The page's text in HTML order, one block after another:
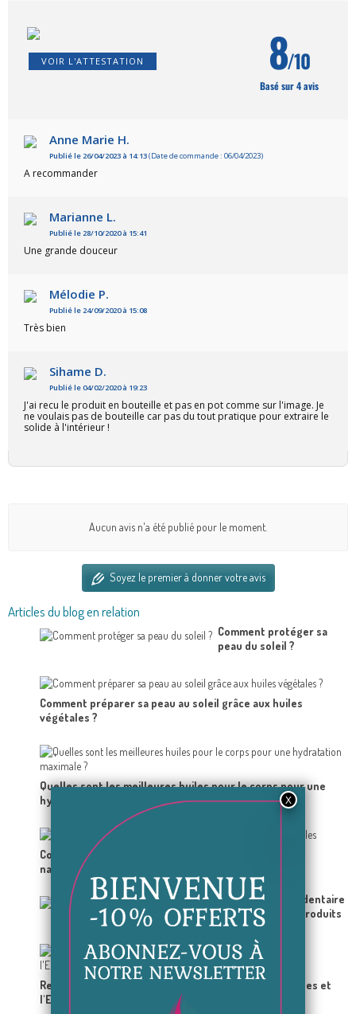
VOIR L'ATTESTATION 8/10
Basé sur 4 avis
Anne Marie H.
Publié le 26/04/2023 à 14:13(Date de commande : 06/04/2023)
A recommander
Marianne L.
Publié le 28/10/2020 à 15:41
Une grande douceur
Mélodie P.
Publié le 24/09/2020 à 15:08
Très bien
Sihame D.
Publié le 04/02/2020 à 19:23
J'ai recu le produit en bouteille et pas en pot comme sur l'image. Je
ne voulais pas de bouteille car pas du tout pratique pour extraire le
solide à l'intérieur !
Aucun avis n'a été publié pour le moment.
Soyez le premier à donner votre avis
Articles du blog en relation
Comment protéger sa
peau du soleil ?
Comment préparer sa peau au soleil grâce aux huiles
végétales ?
Quelles sont les meilleures huiles pour le corps pour une
hydratation maximale ?
Comment éviter l'apparition des crevasses ? Astuces
naturelles
Blanchiment dentaire
: Astuces et produits
Recettes de Grands-mères pour S'éclaircir les Aisselles et
l'Entrejambe